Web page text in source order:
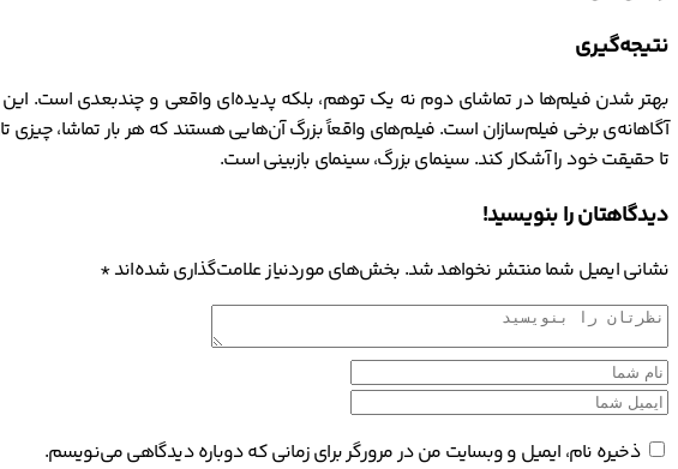
نتیجه‌گیری
بهتر شدن فیلم‌ها در تماشای دوم نه یک توهم، بلکه پدیده‌ای واقعی و چندبعدی است. این
آگاهانه‌ی برخی فیلم‌سازان است. فیلم‌های واقعاً بزرگ آن‌هایی هستند که هر بار تماشا،
تا حقیقت خود را آشکار کند. سینمای بزرگ، سینمای بازبینی است.
دیدگاهتان را بنویسید!
نشانی ایمیل شما منتشر نخواهد شد. بخش‌های موردنیاز علامت‌گذاری شده‌اند*
ذخیره نام، ایمیل و وبسایت من در مرورگر برای زمانی که دوباره دیدگاهی می‌نویسم.